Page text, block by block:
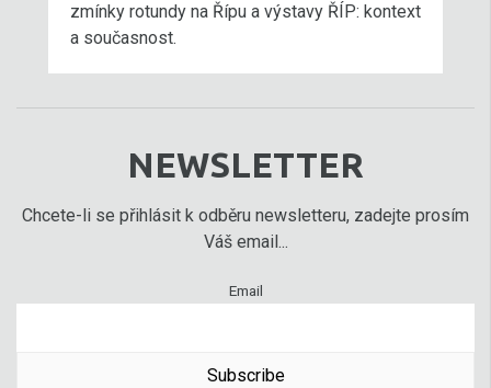
zmínky rotundy na Řípu a výstavy ŘÍP: kontext
a současnost.
NEWSLETTER
Chcete-li se přihlásit k odběru newsletteru, zadejte prosím
Váš email...
Email
Subscribe